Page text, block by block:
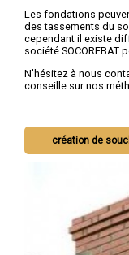
Les fondations
des tassements du
cependant il existe
société SOCOREBAT
N'hésitez à nous
conseille sur nos
création de